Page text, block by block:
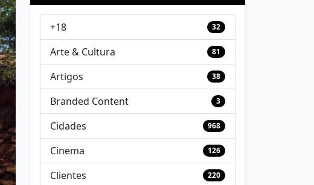
+18 32
Arte & Cultura 81
Artigos 38
Branded Content 3
Cidades 968
Cinema 126
Clientes 220